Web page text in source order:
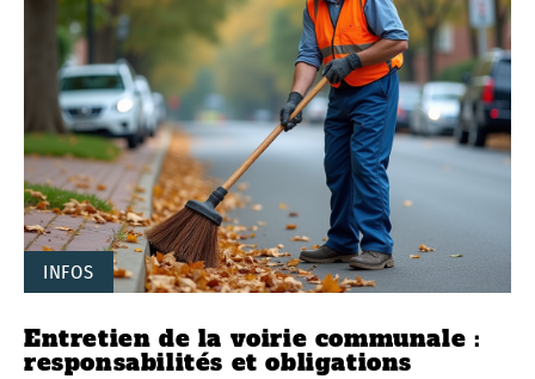
INFOS
Entretien de la voirie communale :
responsabilités et obligations